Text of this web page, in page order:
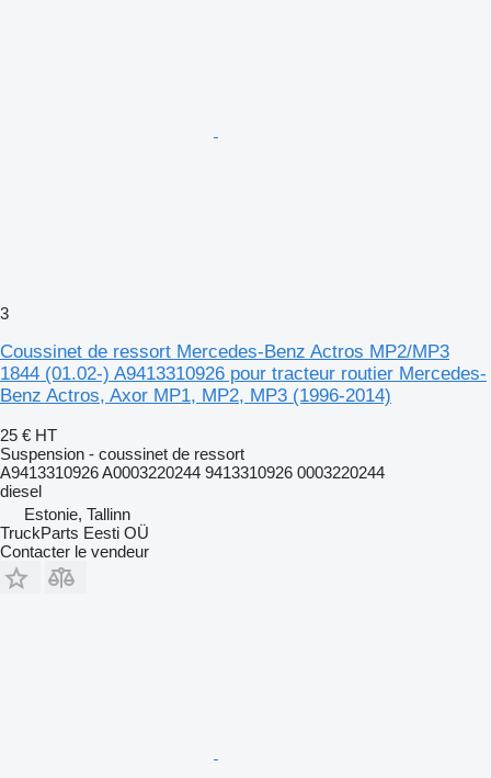
3
Coussinet de ressort Mercedes-Benz Actros MP2/MP3
1844 (01.02-) A9413310926 pour tracteur routier Mercedes-
Benz Actros, Axor MP1, MP2, MP3 (1996-2014)
25 € HT
Suspension - coussinet de ressort
A9413310926 A0003220244 9413310926 0003220244
diesel
Estonie, Tallinn
TruckParts Eesti OÜ
Contacter le vendeur